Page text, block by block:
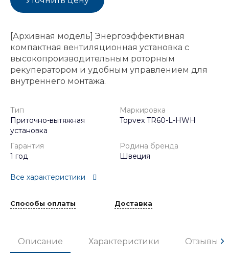
[Архивная модель] Энергоэффективная
компактная вентиляционная установка с
высокопроизводительным роторным
рекуператором и удобным управлением для
внутреннего монтажа.
Тип
Приточно-вытяжная
установка
Маркировка
Topvex TR60-L-HWH
Гарантия
1 год
Родина бренда
Швеция
Все характеристики
Способы оплаты Доставка
Описание Характеристики Отзывы